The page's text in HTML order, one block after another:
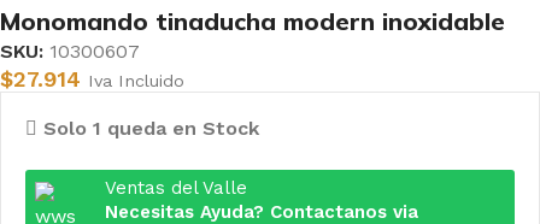
Monomando tinaducha modern inoxidable
SKU: 10300607
$27.914 Iva Incluido
Solo 1 queda en Stock
Ventas del Valle
Necesitas Ayuda? Contactanos via